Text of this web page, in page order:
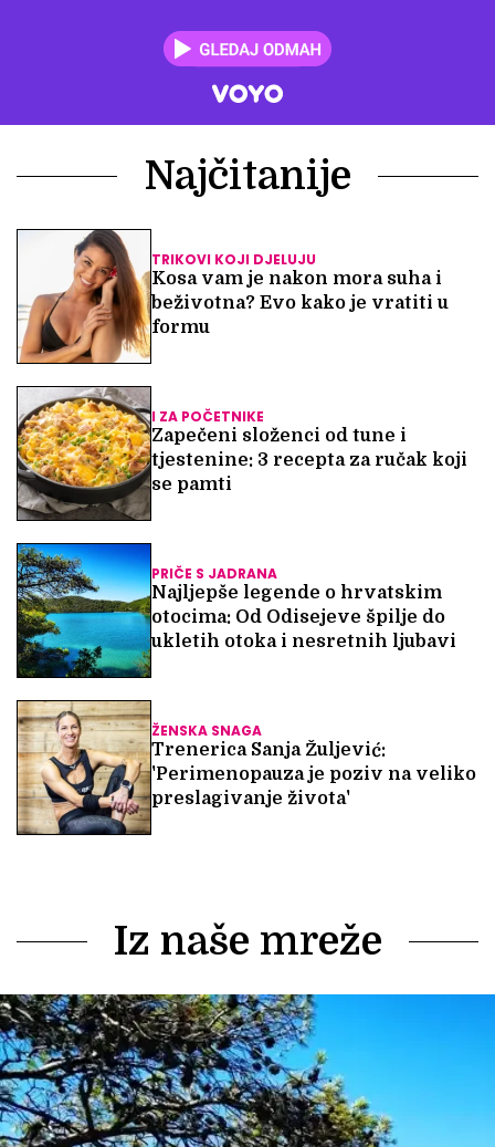
Najčitanije
TRIKOVI KOJI DJELUJU
Kosa vam je nakon mora suha i
beživotna? Evo kako je vratiti u
formu
I ZA POČETNIKE
Zapečeni složenci od tune i
tjestenine: 3 recepta za ručak koji
se pamti
PRIČE S JADRANA
Najljepše legende o hrvatskim
otocima: Od Odisejeve špilje do
ukletih otoka i nesretnih ljubavi
ŽENSKA SNAGA
Trenerica Sanja Žuljević:
'Perimenopauza je poziv na veliko
preslagivanje života'
Iz naše mreže